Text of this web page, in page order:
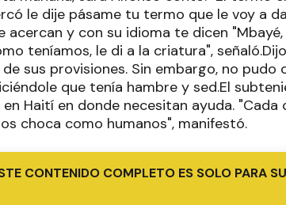
le dije pásame tu termo que le voy a
acercan y con su idioma te dicen
teníamos, le di a la criatura",
sus provisiones. Sin embargo, no
que tenía hambre y sed.El
Haití en donde necesitan ayuda. "Cada
choca como humanos", manifestó.
CONTENIDO COMPLETO ES SOLO PARA